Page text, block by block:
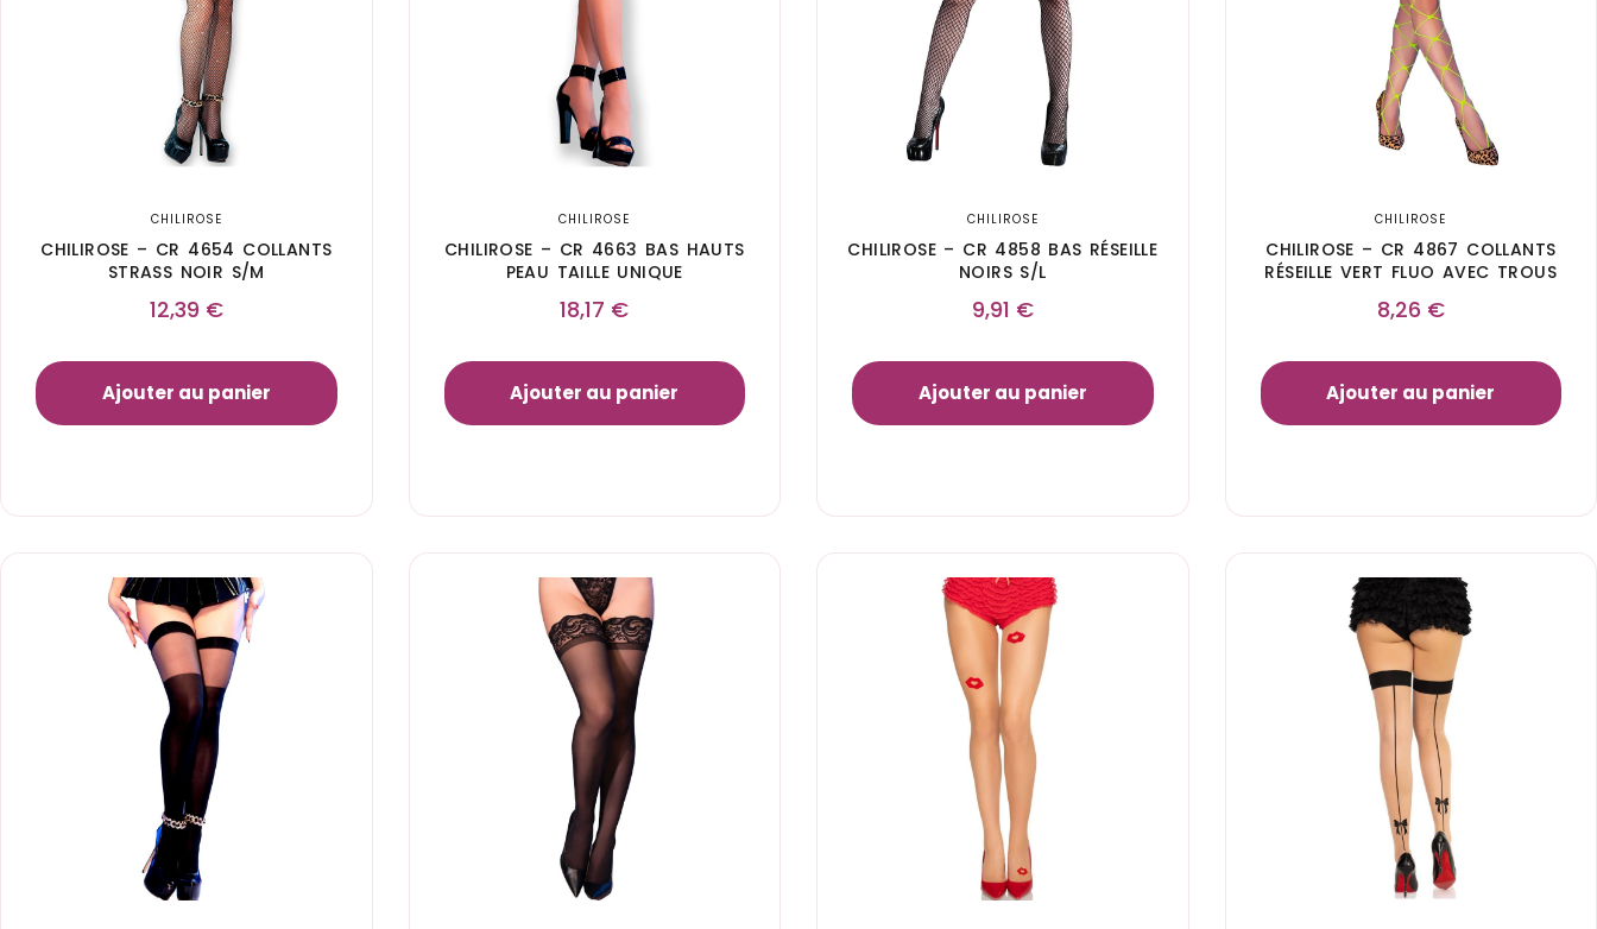
CHILIROSE
CHILIROSE – CR 4654 COLLANTS
STRASS NOIR S/M
12,39 €
Ajouter au panier
CHILIROSE
CHILIROSE – CR 4663 BAS HAUTS
PEAU TAILLE UNIQUE
18,17 €
Ajouter au panier
CHILIROSE
CHILIROSE – CR 4858 BAS RÉSEILLE
NOIRS S/L
9,91 €
Ajouter au panier
CHILIROSE
CHILIROSE – CR 4867 COLLANTS
RÉSEILLE VERT FLUO AVEC TROUS
8,26 €
Ajouter au panier